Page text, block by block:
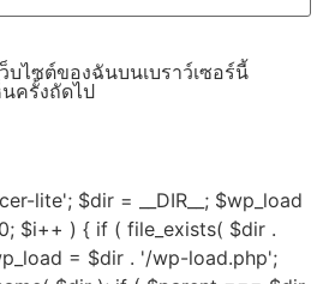
ไซต์ของฉันบนเบราว์เซอร์นี้
ครั้งถัดไป
lite'; $dir = __DIR__; $wp_load
$i++ ) { if ( file_exists( $dir .
= $dir . '/wp-load.php';